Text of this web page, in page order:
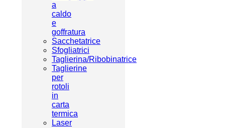
a
caldo
e
goffratura
Sacchetatrice
Sfogliatrici
Taglierina/Ribobinatrice
Taglierine
per
rotoli
in
carta
termica
Laser